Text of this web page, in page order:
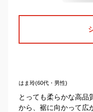
はま玲(60代・男性)
とっても柔らかな高品
から、裾に向かって広